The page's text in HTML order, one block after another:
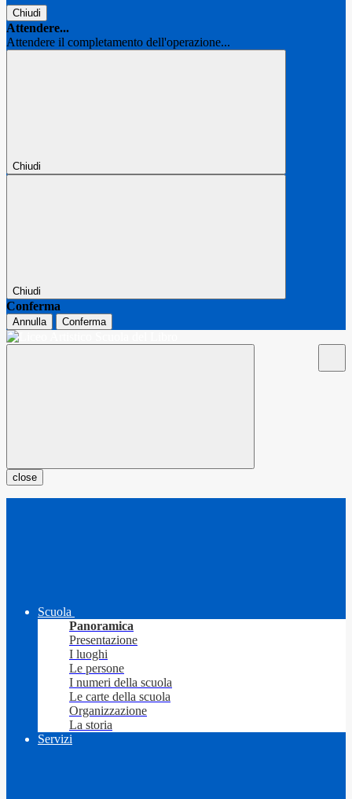
Chiudi
Attendere...
Attendere il completamento dell'operazione...
Chiudi
Chiudi
Conferma
Annulla Conferma
close
Scuola
Panoramica
Presentazione
I luoghi
Le persone
I numeri della scuola
Le carte della scuola
Organizzazione
La storia
Servizi